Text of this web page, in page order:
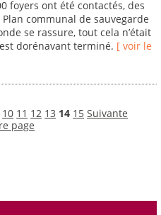
foyers ont été contactés, des
communal de sauvegarde
se rassure, tout cela n’était
dorénavant terminé. [ voir le
10 11 12 13 14 15 Suivante
page